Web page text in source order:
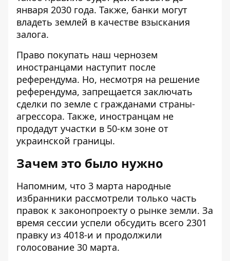
января 2030 года. Также, банки могут
владеть землей в качестве взыскания
залога.
Право покупать наш чернозем
иностранцами наступит после
референдума. Но, несмотря на решение
референдума, запрещается заключать
сделки по земле с гражданами страны-
агрессора. Также, иностранцам не
продадут участки в 50-км зоне от
украинской границы.
Зачем это было нужно
Напомним, что 3 марта народные
избранники рассмотрели только часть
правок к законопроекту о рынке земли. За
время сессии успели обсудить всего 2301
правку из 4018-и и продолжили
голосование 30 марта.